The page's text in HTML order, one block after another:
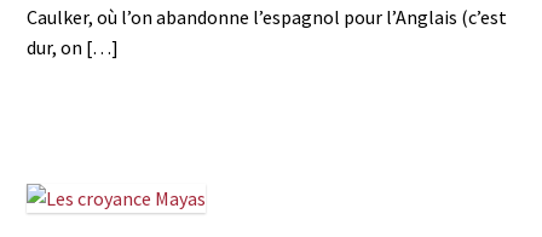
Caulker, où l’on abandonne l’espagnol pour l’Anglais (c’est
dur, on […]